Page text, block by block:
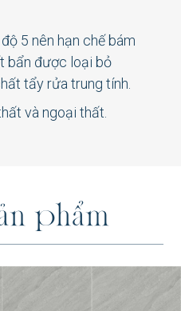
5 nên hạn chế bám
bẩn được loại bỏ
tẩy rửa trung tính.
và ngoại thất.
n phẩm